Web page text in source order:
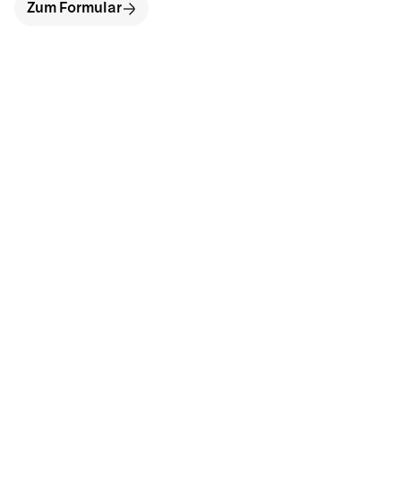
Zum Formular